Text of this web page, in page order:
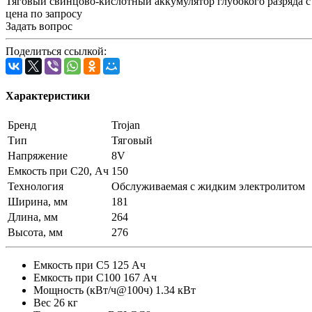
цена по запросу
Задать вопрос
Поделиться ссылкой:
Характеристики
Бренд
Trojan
Тип
Тяговый
Напряжение
8V
Емкость при C20, Ач 150
Технология
Обслуживаемая с жидким электролитом
Ширина, мм
181
Длина, мм
264
Высота, мм
276
Емкость при С5 125 Ач
Емкость при С100 167 Ач
Мощность (кВт/ч@100ч) 1.34 кВт
Вес 26 кг